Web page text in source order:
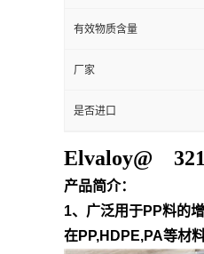
有效物质含量
厂家
是否进口
Elvaloy@
产品简介：
1、广泛用于PP料的
在PP,HDPE,PA等材